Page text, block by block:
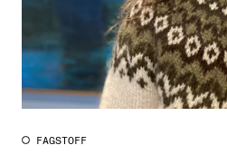
FAGSTOFF